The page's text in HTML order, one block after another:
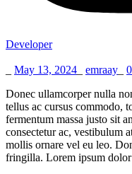
Developer
May 13, 2024 emraay
Donec ullamcorper nulla
tellus ac cursus commodo,
fermentum massa justo sit
consectetur ac, vestibulum
mollis ornare vel eu leo.
fringilla. Lorem ipsum